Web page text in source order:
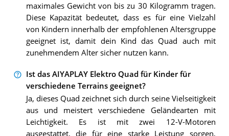
maximales Gewicht von bis zu 30 Kilogramm tragen.
Diese Kapazität bedeutet, dass es für eine Vielzahl
von Kindern innerhalb der empfohlenen Altersgruppe
geeignet ist, damit dein Kind das Quad auch mit
zunehmendem Alter sicher nutzen kann.
Ist das AIYAPLAY Elektro Quad für Kinder für
verschiedene Terrains geeignet?
Ja, dieses Quad zeichnet sich durch seine Vielseitigkeit
aus und meistert verschiedene Geländearten mit
Leichtigkeit. Es ist mit zwei 12-V-Motoren
ausgestattet, die für eine starke Leistung sorgen,